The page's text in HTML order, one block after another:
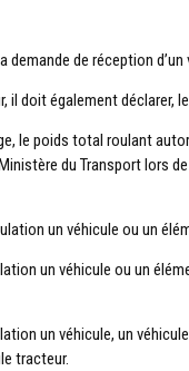
de réception
il doit également
le poids total roulant
du Transport lors
un véhicule ou un
un véhicule ou un
un véhicule, un
tracteur.